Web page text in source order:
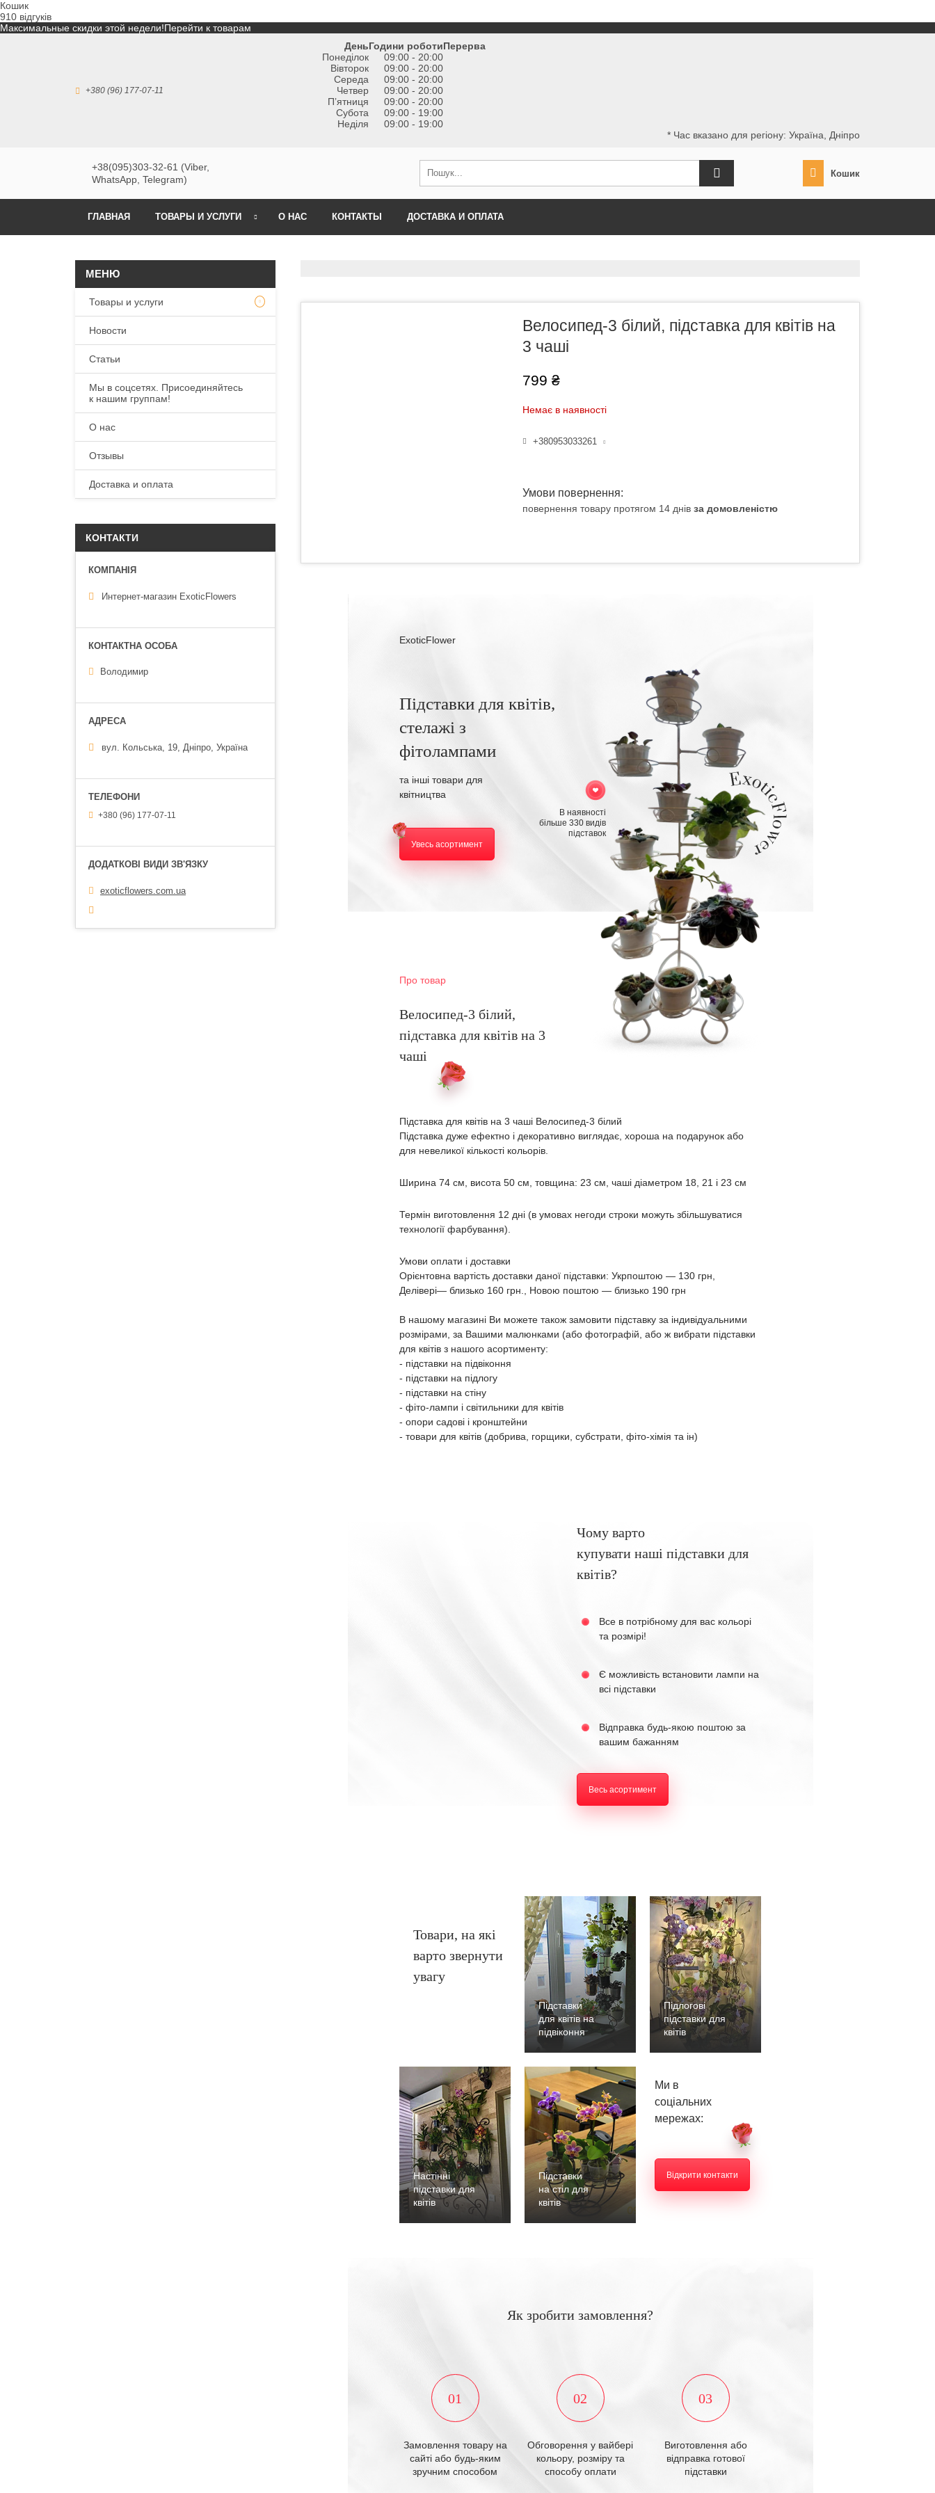
Кошик
910 відгуків
Максимальные скидки этой недели!Перейти к товарам
+380 (96) 177-07-11
ДеньГодини роботиПерерва
Понеділок
09:00 - 20:00
Вівторок
09:00 - 20:00
Середа
09:00 - 20:00
Четвер
09:00 - 20:00
Пʼятниця
09:00 - 20:00
Субота
09:00 - 19:00
Неділя
09:00 - 19:00
* Час вказано для регіону: Україна, Дніпро
+38(095)303-32-61 (Viber,
WhatsApp, Telegram)
Кошик
ГЛАВНАЯ ТОВАРЫ И УСЛУГИ О НАС КОНТАКТЫ ДОСТАВКА И ОПЛАТА
Велосипед-3 білий, підставка для квітів на
3 чаші
799 ₴
Немає в наявності
+380953033261
повернення товару протягом 14 днів за домовленістю
ExoticFlower
Підставки для квітів,
стелажі з
фітолампами
та інші товари для
квітництва
Увесь асортимент
В наявності
більше 330 видів
підставок
Про товар
Велосипед-3 білий,
підставка для квітів на 3
чаші
Підставка для квітів на 3 чаші Велосипед-3 білий
Підставка дуже ефектно і декоративно виглядає, хороша на подарунок або
для невеликої кількості кольорів.
Ширина 74 см, висота 50 см, товщина: 23 см, чаші діаметром 18, 21 і 23 см
Термін виготовлення 12 дні (в умовах негоди строки можуть збільшуватися
технології фарбування).
Умови оплати і доставки
Орієнтовна вартість доставки даної підставки: Укрпоштою ― 130 грн,
Делівері― близько 160 грн., Новою поштою ― близько 190 грн
В нашому магазині Ви можете також замовити підставку за індивідуальними
розмірами, за Вашими малюнками (або фотографій, або ж вибрати підставки
для квітів з нашого асортименту:
- підставки на підвіконня
- підставки на підлогу
- підставки на стіну
- фіто-лампи і світильники для квітів
- опори садові і кронштейни
- товари для квітів (добрива, горщики, субстрати, фіто-хімія та ін)
Чому варто
купувати наші підставки для
квітів?
Все в потрібному для вас кольорі
та розмірі!
Є можливість встановити лампи на
всі підставки
Відправка будь-якою поштою за
вашим бажанням
Весь асортимент
Товари, на які
варто звернути
увагу
Підставки
для квітів на
підвіконня
Підлогові
підставки для
квітів
Настінні
підставки для
квітів
Підставки
на стіл для
квітів
Ми в
соціальних
мережах:
Відкрити контакти
Як зробити замовлення?
01
Замовлення товару на
сайті або будь-яким
зручним способом
02
Обговорення у вайбері
кольору, розміру та
способу оплати
03
Виготовлення або
відправка готової
підставки
Товары и услуги
Новости
Статьи
Мы в соцсетях. Присоединяйтесь
к нашим группам!
О нас
Отзывы
Доставка и оплата
КОНТАКТИ
Интернет-магазин ExoticFlowers
Володимир
вул. Кольська, 19, Дніпро, Україна
+380 (96) 177-07-11
exoticflowers.com.ua